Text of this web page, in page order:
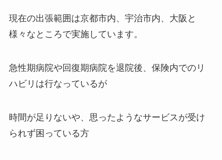
現在の出張範囲は京都市内、宇治市内、大阪と
様々なところで実施しています。
急性期病院や回復期病院を退院後、保険内でのリ
ハビリは行なっているが
時間が足りないや、思ったようなサービスが受け
られず困っている方